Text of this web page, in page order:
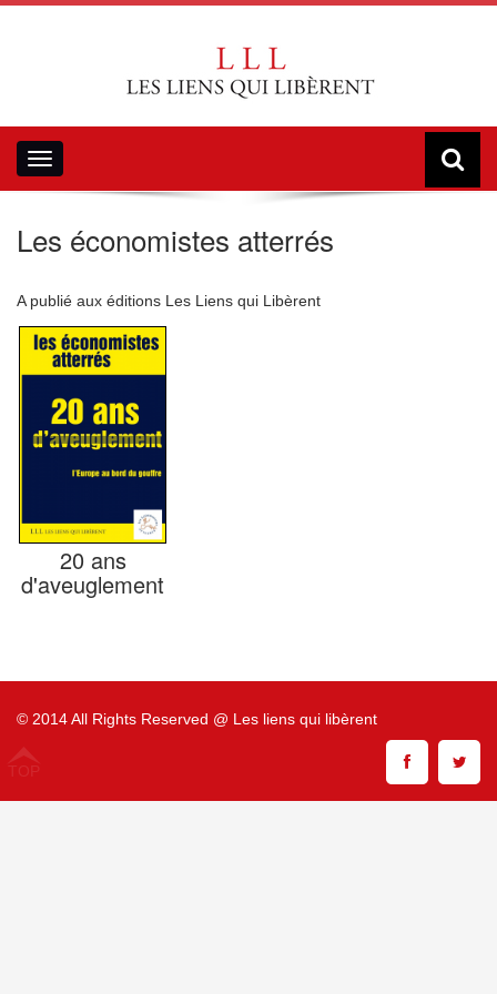
Toggle
navigation
Les économistes atterrés
A publié aux éditions Les Liens qui Libèrent
20 ans
d'aveuglement
© 2014 All Rights Reserved @ Les liens qui libèrent
TOP